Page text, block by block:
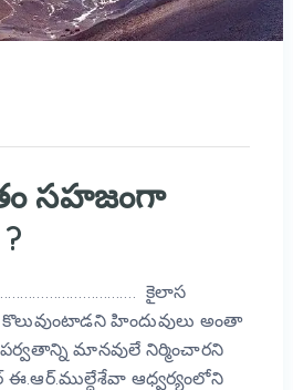
సహజంగా
కైలాస
హిందువులు అంతా
మానవులే నిర్మించారని
ఈ.ఆర్‌.ముల్దేశేవా ఆధ్వర్యంలోని